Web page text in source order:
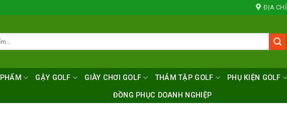
ĐỊA CHỈ
GẬY GOLF GIÀY CHƠI GOLF THẢM TẬP GOLF PHỤ KIỆN GOLF
ĐỒNG PHỤC DOANH NGHIỆP